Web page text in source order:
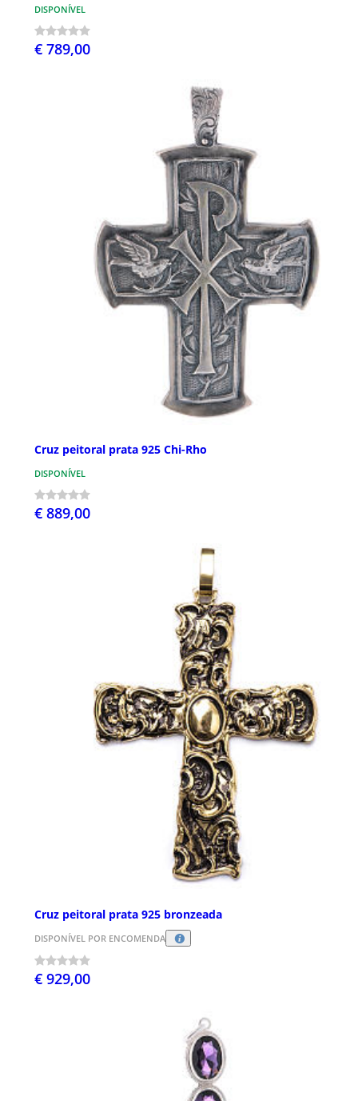
DISPONÍVEL
€ 789,00
Cruz peitoral prata 925 Chi-Rho
DISPONÍVEL
€ 889,00
Cruz peitoral prata 925 bronzeada
DISPONÍVEL POR ENCOMENDA
€ 929,00